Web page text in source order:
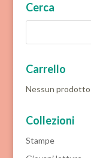
Cerca
Carrello
Nessun prodotto
Collezioni
Stampe